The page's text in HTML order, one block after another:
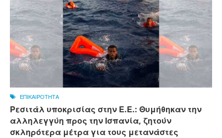
ΕΠΙΚΑΙΡΟΤΗΤΑ
Ρεσιτάλ υποκρισίας στην Ε.Ε.: Θυμήθηκαν την
αλληλεγγύη προς την Ισπανία, ζητούν
σκληρότερα μέτρα για τους μετανάστες